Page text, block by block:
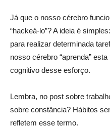
Já que o nosso cérebro
“hackeá-lo”? A ideia é
para realizar determinada
nosso cérebro “aprenda”
cognitivo desse esforço.
Lembra, no post sobre
sobre constância? Hábitos
refletem esse termo.